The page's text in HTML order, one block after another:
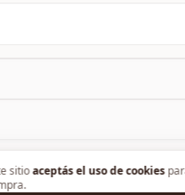
sitioaceptás el uso de cookies
- 2026. Todos los